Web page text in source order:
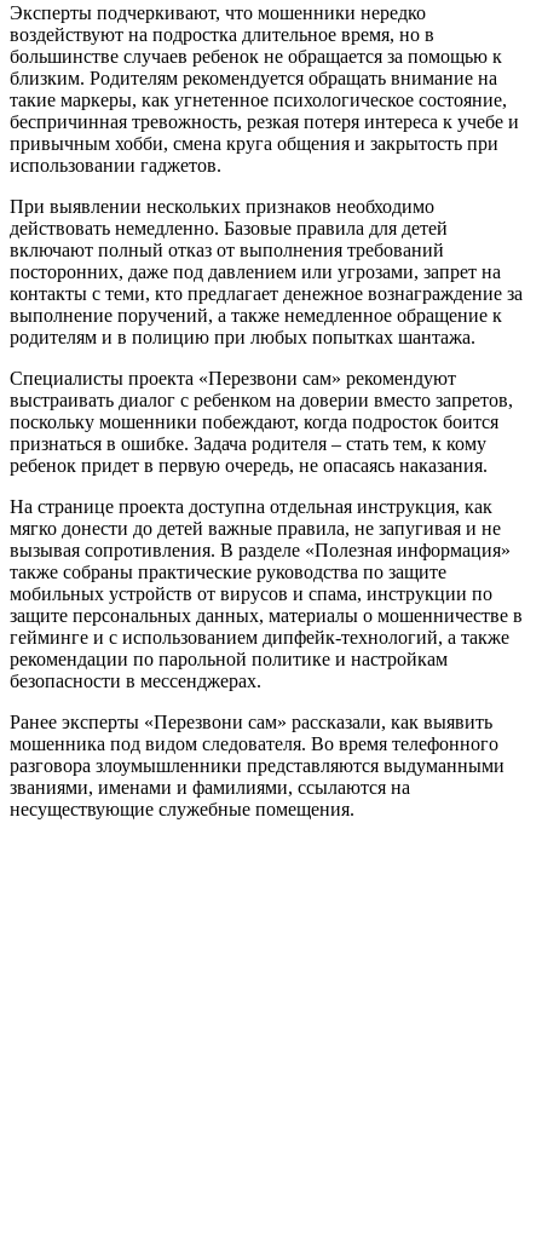
Эксперты подчеркивают, что мошенники нередко
воздействуют на подростка длительное время, но в
большинстве случаев ребенок не обращается за помощью к
близким. Родителям рекомендуется обращать внимание на
такие маркеры, как угнетенное психологическое состояние,
беспричинная тревожность, резкая потеря интереса к учебе и
привычным хобби, смена круга общения и закрытость при
использовании гаджетов.
При выявлении нескольких признаков необходимо
действовать немедленно. Базовые правила для детей
включают полный отказ от выполнения требований
посторонних, даже под давлением или угрозами, запрет на
контакты с теми, кто предлагает денежное вознаграждение за
выполнение поручений, а также немедленное обращение к
родителям и в полицию при любых попытках шантажа.
Специалисты проекта «Перезвони сам» рекомендуют
выстраивать диалог с ребенком на доверии вместо запретов,
поскольку мошенники побеждают, когда подросток боится
признаться в ошибке. Задача родителя – стать тем, к кому
ребенок придет в первую очередь, не опасаясь наказания.
На странице проекта доступна отдельная инструкция, как
мягко донести до детей важные правила, не запугивая и не
вызывая сопротивления. В разделе «Полезная информация»
также собраны практические руководства по защите
мобильных устройств от вирусов и спама, инструкции по
защите персональных данных, материалы о мошенничестве в
гейминге и с использованием дипфейк-технологий, а также
рекомендации по парольной политике и настройкам
безопасности в мессенджерах.
Ранее эксперты «Перезвони сам» рассказали, как выявить
мошенника под видом следователя. Во время телефонного
разговора злоумышленники представляются выдуманными
званиями, именами и фамилиями, ссылаются на
несуществующие служебные помещения.